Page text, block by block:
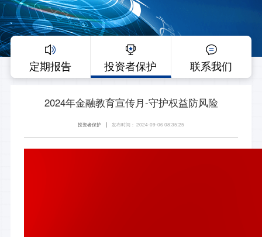
定期报告 投资者保护 联系我们
2024年金融教育宣传月-守护权益防风险
投资者保护 | 发布时间： 2024-09-06 08:35:25